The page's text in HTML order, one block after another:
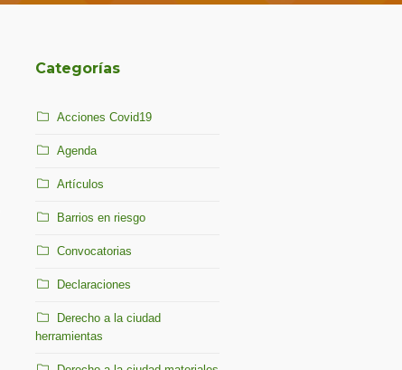
Categorías
Acciones Covid19
Agenda
Artículos
Barrios en riesgo
Convocatorias
Declaraciones
Derecho a la ciudad
herramientas